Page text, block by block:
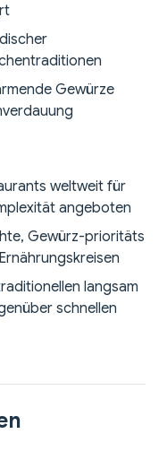
Gewürze
weltweit für
angeboten
Gewürz-prioritäts
langsam
schnellen